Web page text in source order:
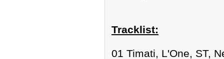
Tracklist:
01 Timati, L'One, ST,